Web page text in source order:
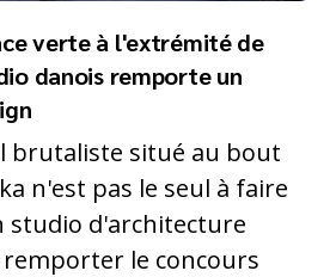
verte à l'extrémité de
danois remporte un
brutaliste situé au bout
n'est pas le seul à faire
studio d'architecture
le concours